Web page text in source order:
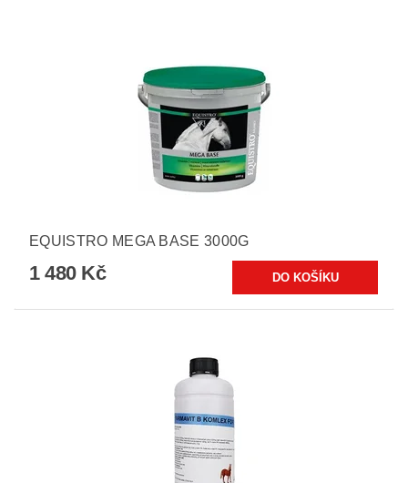
EQUISTRO MEGA BASE 3000G
1 480 Kč